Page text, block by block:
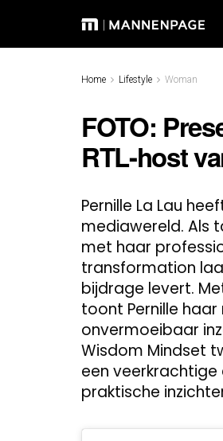
Home Lifestyle Woman
FOTO:
RTL-host
Pernille La Lau
mediawereld. Als
met haar
transformation
bijdrage levert.
toont Pernille
onvermoeibaar
Wisdom Mindset
een veerkrachtige
praktische